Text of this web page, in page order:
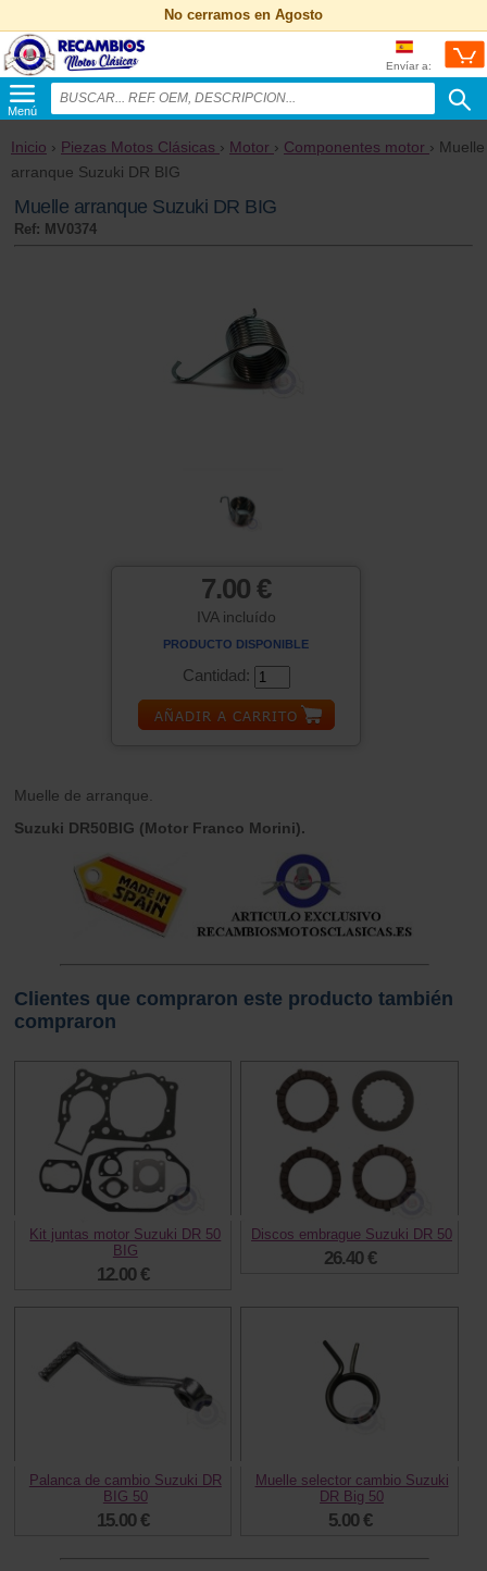
No cerramos en Agosto
Envíar a:
Menú
Inicio › Piezas Motos Clásicas › Motor › Componentes motor › Muelle
arranque Suzuki DR BIG
Muelle arranque Suzuki DR BIG
Ref: MV0374
7.00 €
IVA incluído
PRODUCTO DISPONIBLE
Cantidad:
Muelle de arranque.
Suzuki DR50BIG (Motor Franco Morini).
Clientes que compraron este producto también
compraron
Kit juntas motor Suzuki DR 50
BIG
12.00 €
Discos embrague Suzuki DR 50
26.40 €
Palanca de cambio Suzuki DR
BIG 50
15.00 €
Muelle selector cambio Suzuki
DR Big 50
5.00 €